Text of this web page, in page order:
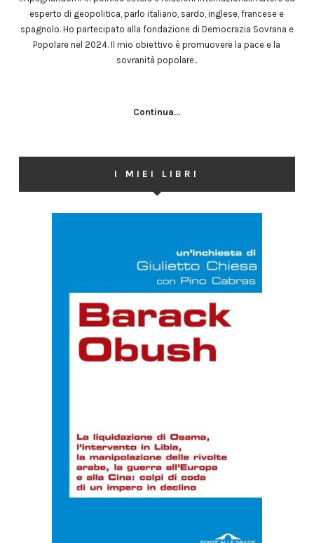
esperto di geopolitica, parlo italiano, sardo, inglese, francese e
spagnolo. Ho partecipato alla fondazione di Democrazia Sovrana e
Popolare nel 2024. Il mio obiettivo è promuovere la pace e la
sovranità popolare..
Continua...
I MIEI LIBRI